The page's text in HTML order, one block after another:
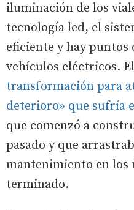
iluminación de los
tecnología led, el
eficiente y hay puntos
vehículos eléctricos.
transformación para
deterioro» que sufría
que comenzó a
pasado y que
mantenimiento en los
terminado.